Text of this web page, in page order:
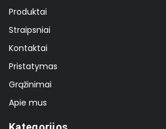
Produktai
Straipsniai
Kontaktai
Pristatymas
Grąžinimai
Apie mus